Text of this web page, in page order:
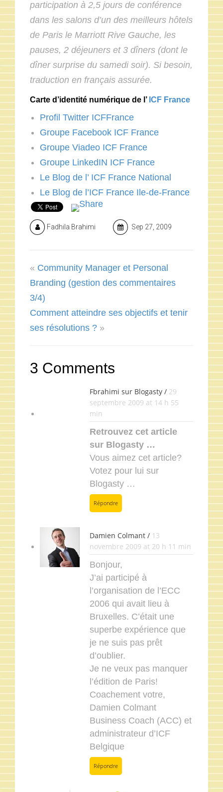
participation à 2,5 jours de conférence
dans les salons d’un des meilleurs hôtels
de Paris le Marriott Rive Gauche, les
pauses, 2 déjeuners et 3 dîners (dont le
dîner surprise du samedi soir). Si besoin,
traduction en français assurée.
Carte d’identité numérique de l’ ICF France
Profil Twitter ICFFrance
Groupe Facebook ICF France
Groupe Viadeo ICF France
Groupe LinkedIN ICF France
Le Blog de l’ ICF France National
Le Blog de l’ICF France Ile-de-France
Fadhila Brahimi Sep 27, 2009
« Community Manager et Personal
Branding (gestion des commentaires
3/4)
Comment atteindre ses objectifs et tenir
ses résolutions ? »
3 Comments
Fbrahimi sur Blogasty / 29
septembre 2009 at 14 h 55
min
Retrouvez cet article
sur Blogasty …
Vous aimez cet article?
Votez pour lui sur
Blogasty …
Répondre
Damien Colmant / 13
novembre 2009 at 20 h 11 min
Bonjour,
J’ai participé à
l’organisation de l’ECC
2006 qui avait lieu à
Bruxelles. C’était une
superbe expérience que
je ne suis pas prêt
d’oublier.
Je ne veux pas manquer
l’édition de Paris!
Coachement votre,
Damien Colmant
Business Coach (ACC) et
administrateur d’ICF
Belgique
Répondre